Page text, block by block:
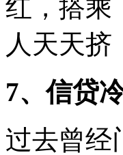
红，搭乘
人天天挤
7、信贷
过去曾经